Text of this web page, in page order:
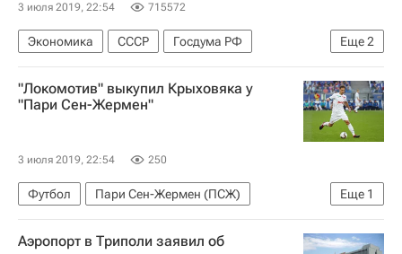
3 июля 2019, 22:54 715572
Еще2
Экономика СССР
Госдума РФ
Сбербанк России
Россия
"Локомотив" выкупил Крыховяка у
"Пари Сен-Жермен"
3 июля 2019, 22:54 250
Еще 1
Футбол
Пари Сен-Жермен (ПСЖ)
Гжегож Крыховяк
Аэропорт в Триполи заявил об